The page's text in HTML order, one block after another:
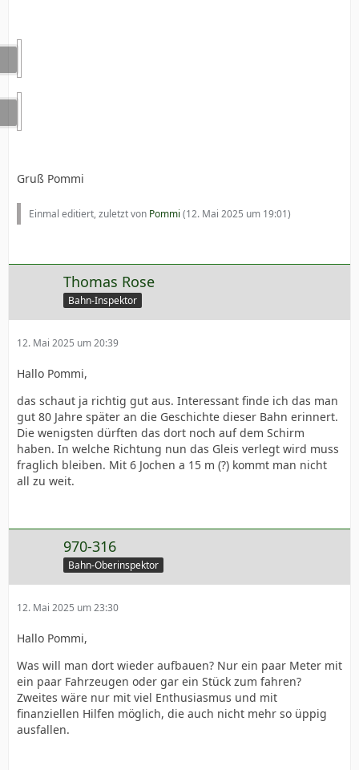
Gruß Pommi
Einmal editiert, zuletzt von Pommi (12. Mai 2025 um 19:01)
Thomas Rose
Bahn-Inspektor
12. Mai 2025 um 20:39
Hallo Pommi,
das schaut ja richtig gut aus. Interessant finde ich das man
gut 80 Jahre später an die Geschichte dieser Bahn erinnert.
Die wenigsten dürften das dort noch auf dem Schirm
haben. In welche Richtung nun das Gleis verlegt wird muss
fraglich bleiben. Mit 6 Jochen a 15 m (?) kommt man nicht
all zu weit.
970-316
Bahn-Oberinspektor
12. Mai 2025 um 23:30
Hallo Pommi,
Was will man dort wieder aufbauen? Nur ein paar Meter mit
ein paar Fahrzeugen oder gar ein Stück zum fahren?
Zweites wäre nur mit viel Enthusiasmus und mit
finanziellen Hilfen möglich, die auch nicht mehr so üppig
ausfallen.